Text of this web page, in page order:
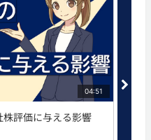
04:51
評価に与える影響